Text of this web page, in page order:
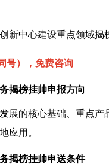
新中心建设重点领域揭
号），免费咨询
榜挂帅申报方向
的核心基础、重点产
应用。
揭榜挂帅申送条件